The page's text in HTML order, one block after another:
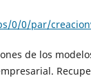
0/0/par/
de los